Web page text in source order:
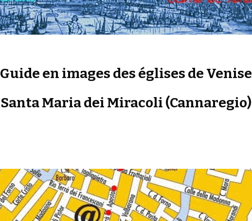
Guide en images des églises de Venise
Santa Maria dei Miracoli (Cannaregio)